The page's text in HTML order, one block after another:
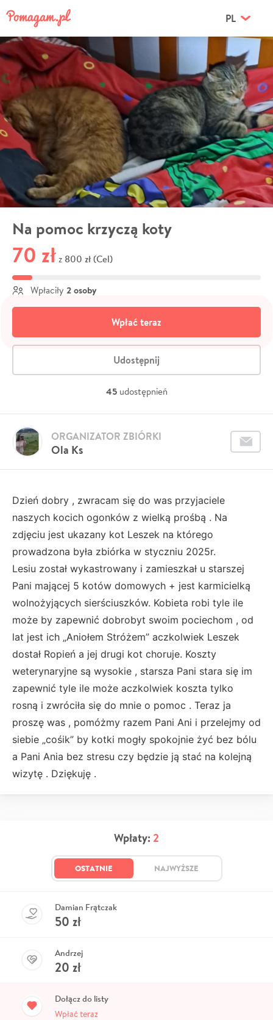
PL
Na pomoc krzyczą koty
70 zł z 800 zł (Cel)
Wpłaciły 2 osoby
Wpłać teraz
Udostępnij
45 udostępnień
Ola Ks
ORGANIZATOR ZBIÓRKI
Dzień dobry , zwracam się do was przyjaciele
naszych kocich ogonków z wielką prośbą . Na
zdjęciu jest ukazany kot Leszek na którego
prowadzona była zbiórka w styczniu 2025r.
Lesiu został wykastrowany i zamieszkał u starszej
Pani mającej 5 kotów domowych + jest karmicielką
wolnożyjących sierściuszków. Kobieta robi tyle ile
może by zapewnić dobrobyt swoim pociechom , od
lat jest ich „Aniołem Stróżem” aczkolwiek Leszek
dostał Ropień a jej drugi kot choruje. Koszty
weterynaryjne są wysokie , starsza Pani stara się im
zapewnić tyle ile może aczkolwiek koszta tylko
rosną i zwróciła się do mnie o pomoc . Teraz ja
proszę was , pomóżmy razem Pani Ani i przelejmy od
siebie „cośik” by kotki mogły spokojnie żyć bez bólu
a Pani Ania bez stresu czy będzie ją stać na kolejną
wizytę . Dziękuję .
Wpłaty: 2
OSTATNIE NAJWYŻSZE
Damian Frątczak
50 zł
Andrzej
20 zł
Dołącz do listy
Wpłać teraz